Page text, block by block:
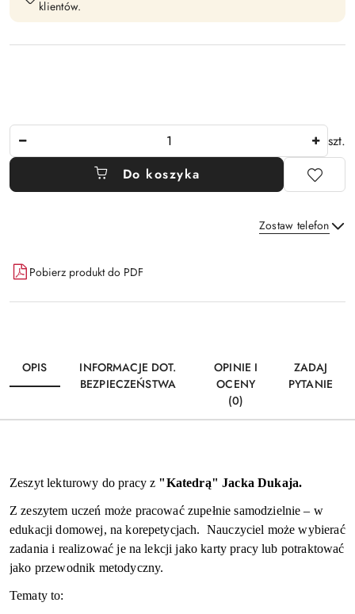
klientów.
szt.
Do koszyka
Zostaw telefon
Dostępność
i
dostawa
Pobierz produkt do PDF
OPIS
INFORMACJE DOT.
BEZPIECZEŃSTWA
OPINIE I
OCENY
(0)
ZADAJ
PYTANIE
Zeszyt lekturowy do pracy z "Katedrą" Jacka Dukaja.
Z zeszytem uczeń może pracować zupełnie samodzielnie – w
edukacji domowej, na korepetycjach. Nauczyciel może wybierać
zadania i realizować je na lekcji jako karty pracy lub potraktować
jako przewodnik metodyczny.
Tematy to: